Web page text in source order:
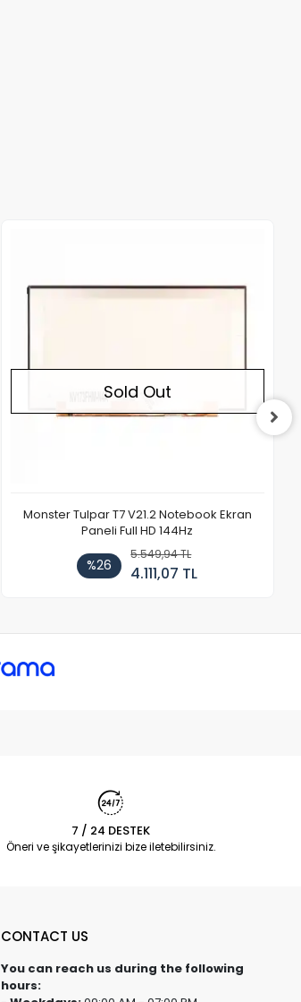
Sold Out
Monster Tulpar T7 V21.2 Notebook Ekran
Paneli Full HD 144Hz
%26
5.549,94 TL
4.111,07 TL
7 / 24 DESTEK
Öneri ve şikayetlerinizi bize iletebilirsiniz.
CONTACT US
You can reach us during the following
hours: